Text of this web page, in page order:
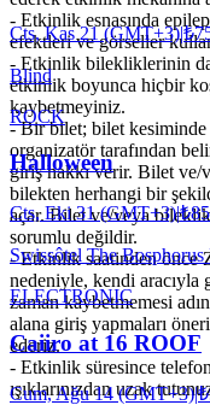
- Etkinlik esnasında
efektleri ve görseller
- Etkinlik bilekliklerinin
etkinlik boyunca hiçbir
kaybetmeyiniz.
- Bir bilet; bilet
organizatör tarafından
giriş hakkı verir. Bilet
bilekten herhangi bir
açar. Bilet ve/veya
sorumlu değildir.
- Etkinlik saatinden önce
nedeniyle, kendi aracıyla
zaman kaybetmemesi
alana giriş yapmaları
ederiz.
- Etkinlik süresince
ışıklarınızdan uzak
Cts, Kas 21 (GMT+3)|
Blind
ROCK
Halloween
Cts, Eki 31 (GMT+3)|
Swissôtel The
ELECTRONIC
Caiiro at 16 ROOF
Cum, Ağu 14 (GMT+3)|